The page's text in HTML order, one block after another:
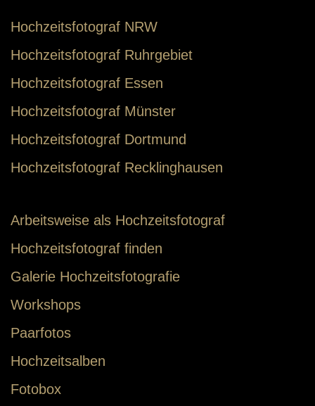
Hochzeitsfotograf NRW
Hochzeitsfotograf Ruhrgebiet
Hochzeitsfotograf Essen
Hochzeitsfotograf Münster
Hochzeitsfotograf Dortmund
Hochzeitsfotograf Recklinghausen
Arbeitsweise als Hochzeitsfotograf
Hochzeitsfotograf finden
Galerie Hochzeitsfotografie
Workshops
Paarfotos
Hochzeitsalben
Fotobox